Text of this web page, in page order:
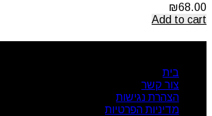
₪68.00
Add to cart
בית
צור קשר
הצהרת נגישות
מדיניות הפרטיות